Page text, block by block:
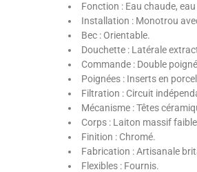
Fonction : Eau chaude,
Installation : Monotrou
Bec : Orientable.
Douchette : Latérale
Commande : Double
Poignées : Inserts en
Filtration : Circuit
Mécanisme : Têtes
Corps : Laiton massif
Finition : Chromé.
Fabrication : Artisanale
Flexibles : Fournis.